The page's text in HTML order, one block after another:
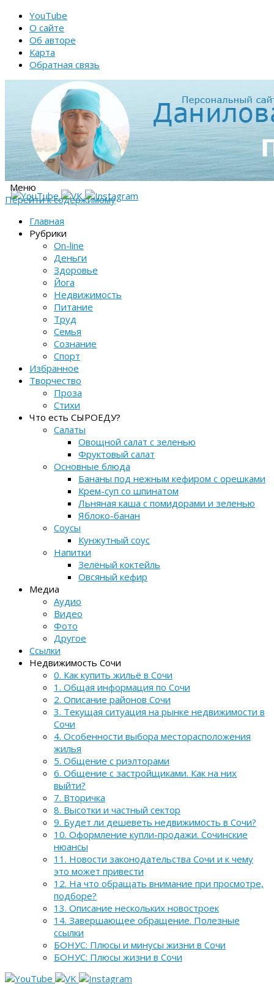
YouTube
О сайте
Об авторе
Карта
Обратная связь
Меню
Перейти к содержимому
Главная
Рубрики
On-line
Деньги
Здоровье
Йога
Недвижимость
Питание
Труд
Семья
Сознание
Спорт
Избранное
Творчество
Проза
Стихи
Что есть СЫРОЕДУ?
Салаты
Овощной салат с зеленью
Фруктовый салат
Основные блюда
Бананы под нежным кефиром с орешками
Крем-суп со шпинатом
Льняная каша с помидорами и зеленью
Яблоко-банан
Соусы
Кунжутный соус
Напитки
Зелёный коктейль
Овсяный кефир
Медиа
Аудио
Видео
Фото
Другое
Ссылки
Недвижимость Сочи
0. Как купить жильё в Сочи
1. Общая информация по Сочи
2. Описание районов Сочи
3. Текущая ситуация на рынке недвижимости в
Сочи
4. Особенности выбора месторасположения
жилья
5. Общение с риэлторами
6. Общение с застройщиками. Как на них
выйти?
7. Вторичка
8. Высотки и частный сектор
9. Будет ли дешеветь недвижимость в Сочи?
10. Оформление купли-продажи. Сочинские
нюансы
11. Новости законодательства Сочи и к чему
это может привести
12. На что обращать внимание при просмотре,
подборе?
13. Описание нескольких новостроек
14. Завершающее обращение. Полезные
ссылки
БОНУС: Плюсы и минусы жизни в Сочи
БОНУС: Плюсы жизни в Сочи